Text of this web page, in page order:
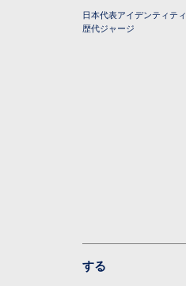
日本代表アイデンティティ
歴代ジャージ
する